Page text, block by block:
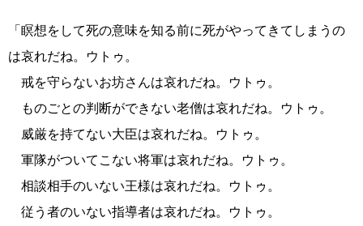
「瞑想をして死の意味を知る前に死がやってきてしまうの
は哀れだね。ウトゥ。
戒を守らないお坊さんは哀れだね。ウトゥ。
ものごとの判断ができない老僧は哀れだね。ウトゥ。
威厳を持てない大臣は哀れだね。ウトゥ。
軍隊がついてこない将軍は哀れだね。ウトゥ。
相談相手のいない王様は哀れだね。ウトゥ。
従う者のいない指導者は哀れだね。ウトゥ。